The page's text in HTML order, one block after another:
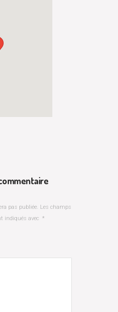
pas publiée. Les champs
indiqués avec *